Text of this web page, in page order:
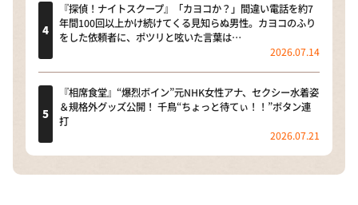
『探偵！ナイトスクープ』「カヨコか？」間違い電話を約7
年間100回以上かけ続けてくる見知らぬ男性。カヨコのふり
をした依頼者に、ポツリと呟いた言葉は…
2026.07.14
『相席食堂』“爆烈ボイン”元NHK女性アナ、セクシー水着姿
＆規格外グッズ公開！ 千鳥“ちょっと待てぃ！！”ボタン連
打
2026.07.21